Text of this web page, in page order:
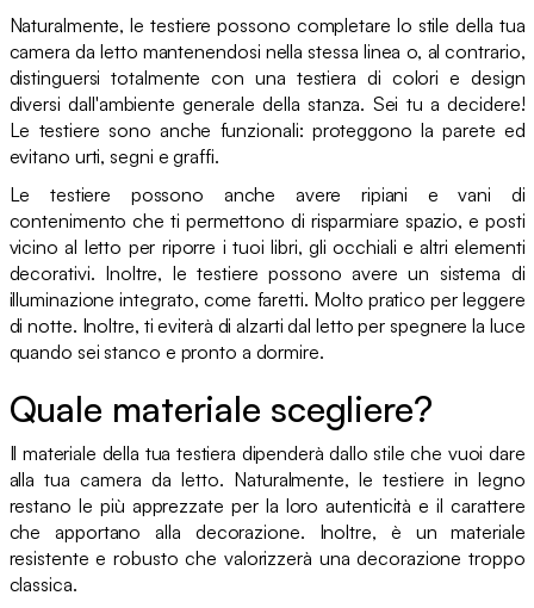
Naturalmente, le testiere possono completare lo stile della tua
camera da letto mantenendosi nella stessa linea o, al contrario,
distinguersi totalmente con una testiera di colori e design
diversi dall'ambiente generale della stanza. Sei tu a decidere!
Le testiere sono anche funzionali: proteggono la parete ed
evitano urti, segni e graffi.
Le testiere possono anche avere ripiani e vani di
contenimento che ti permettono di risparmiare spazio, e posti
vicino al letto per riporre i tuoi libri, gli occhiali e altri elementi
decorativi. Inoltre, le testiere possono avere un sistema di
illuminazione integrato, come faretti. Molto pratico per leggere
di notte. Inoltre, ti eviterà di alzarti dal letto per spegnere la luce
quando sei stanco e pronto a dormire.
Quale materiale scegliere?
Il materiale della tua testiera dipenderà dallo stile che vuoi dare
alla tua camera da letto. Naturalmente, le testiere in legno
restano le più apprezzate per la loro autenticità e il carattere
che apportano alla decorazione. Inoltre, è un materiale
resistente e robusto che valorizzerà una decorazione troppo
classica.